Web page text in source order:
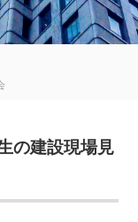
の建設現場見